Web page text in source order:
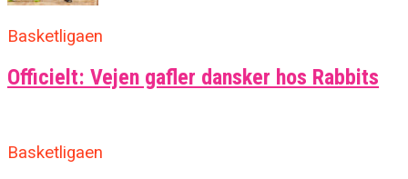
Basketligaen
Officielt: Vejen gafler dansker hos Rabbits
Basketligaen